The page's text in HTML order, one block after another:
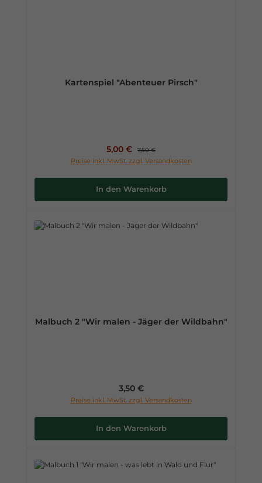
Kartenspiel "Abenteuer Pirsch"
Verkaufspreis:
5,00 € Regulärer Preis:
7,50 €
Preise inkl. MwSt. zzgl. Versandkosten
In den Warenkorb
Malbuch 2 "Wir malen - Jäger der Wildbahn"
Regulärer Preis:
3,50 €
Preise inkl. MwSt. zzgl. Versandkosten
In den Warenkorb